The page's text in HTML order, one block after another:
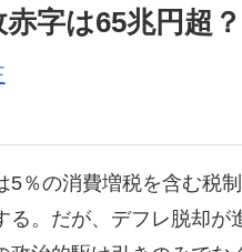
字は65兆円超？
5％の消費増税を含む税
る。だが、デフレ脱却